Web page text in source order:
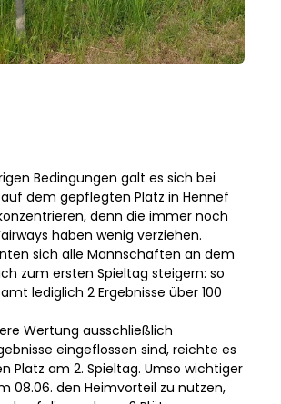
Bedingungen galt es sich bei
dem gepflegten Platz in Hennef
denn die immer noch
haben wenig verziehen.
sich alle Mannschaften an dem
zum ersten Spieltag steigern: so
lediglich 2 Ergebnisse über 100
Wertung ausschließlich
eingeflossen sind, reichte es
Platz am 2. Spieltag. Umso wichtiger
08.06. den Heimvorteil zu nutzen,